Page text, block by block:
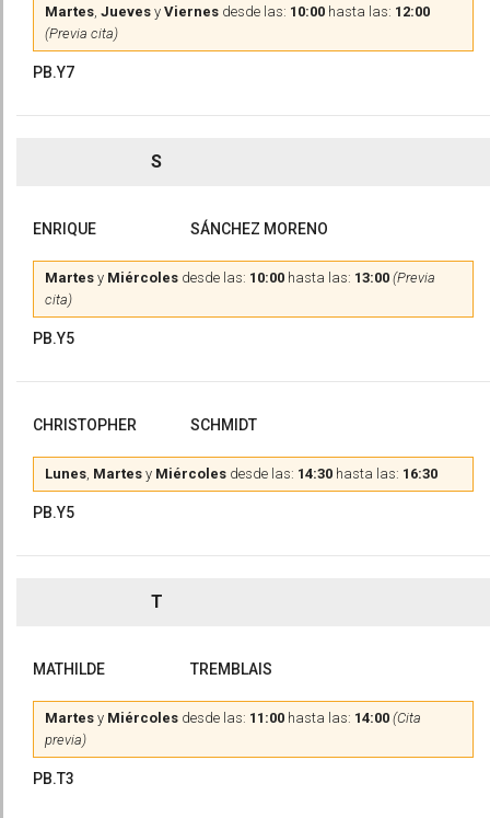
Martes, Jueves y Viernes desde las: 10:00 hasta las: 12:00
(Previa cita)
PB.Y7
S
ENRIQUE SÁNCHEZ MORENO
Martes y Miércoles desde las: 10:00 hasta las: 13:00 (Previa
cita)
PB.Y5
CHRISTOPHER SCHMIDT
Lunes, Martes y Miércoles desde las: 14:30 hasta las: 16:30
PB.Y5
T
MATHILDE TREMBLAIS
Martes y Miércoles desde las: 11:00 hasta las: 14:00 (Cita
previa)
PB.T3